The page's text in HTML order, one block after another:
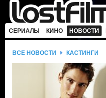
СЕРИАЛЫ КИНО НОВОСТИ
ВСЕ НОВОСТИ КАСТИНГИ